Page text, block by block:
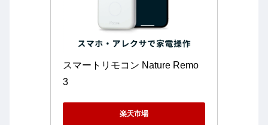
スマートリモコン Nature Remo
3
楽天市場